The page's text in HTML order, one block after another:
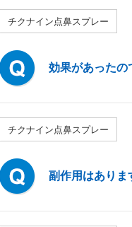
チクナイン点鼻スプレー
効果があったの
チクナイン点鼻スプレー
副作用はありま